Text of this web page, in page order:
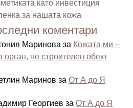
като инвестиция
за нашата кожа
коментари
Маринова за Кожата ми –
орган, не строителен обект
Маринов за От А до Я
Георгиев за От А до Я